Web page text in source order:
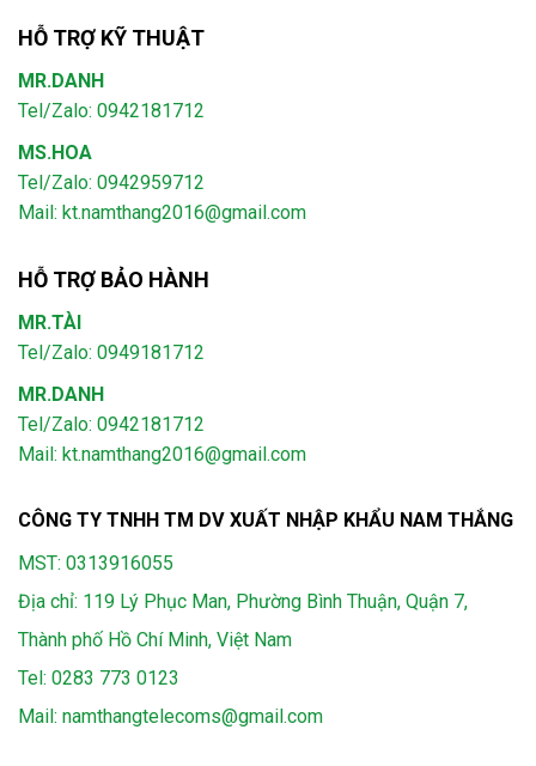
HỖ TRỢ KỸ THUẬT
MR.DANH
Tel/Zalo: 0942181712
MS.HOA
Tel/Zalo: 0942959712
Mail: kt.namthang2016@gmail.com
HỖ TRỢ BẢO HÀNH
MR.TÀI
Tel/Zalo: 0949181712
MR.DANH
Tel/Zalo: 0942181712
Mail: kt.namthang2016@gmail.com
CÔNG TY TNHH TM DV XUẤT NHẬP KHẨU NAM THẮNG
MST: 0313916055
Địa chỉ: 119 Lý Phục Man, Phường Bình Thuận, Quận 7,
Thành phố Hồ Chí Minh, Việt Nam
Tel: 0283 773 0123
Mail: namthangtelecoms@gmail.com